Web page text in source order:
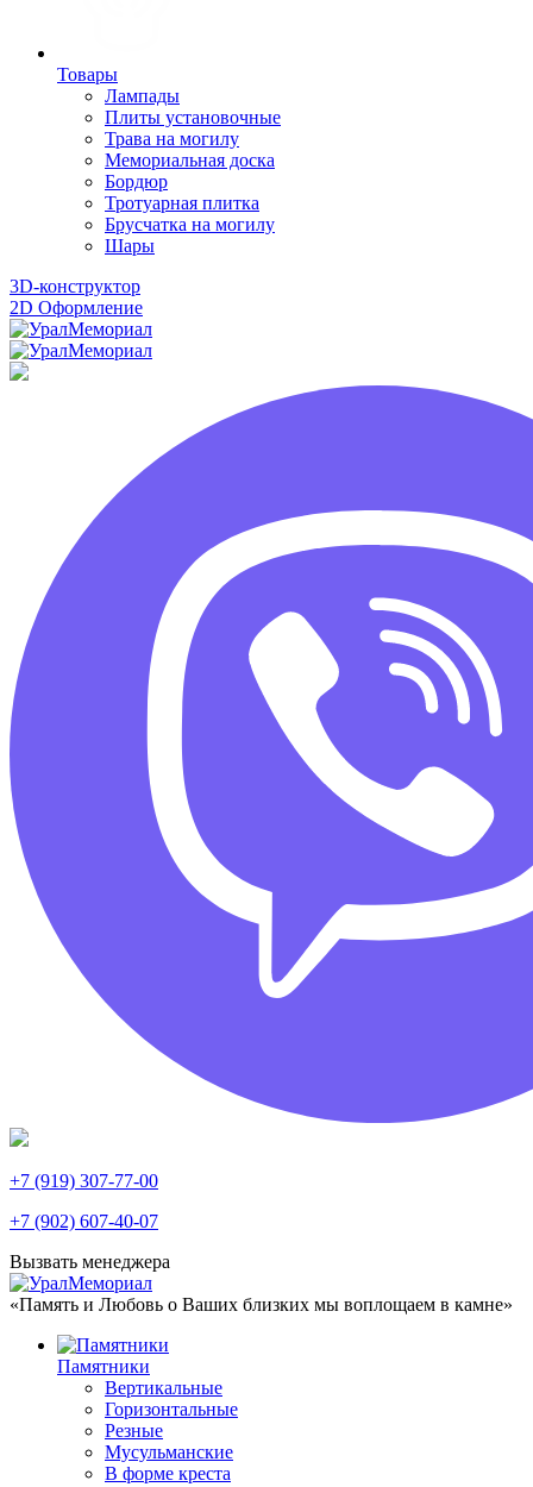
Товары
Лампады
Плиты установочные
Трава на могилу
Мемориальная доска
Бордюр
Тротуарная плитка
Брусчатка на могилу
Шары
3D-конструктор
2D Оформление
+7 (919) 307-77-00
+7 (902) 607-40-07
Вызвать менеджера
«Память и Любовь о Ваших близких мы воплощаем в камне»
Памятники
Вертикальные
Горизонтальные
Резные
Мусульманские
В форме креста